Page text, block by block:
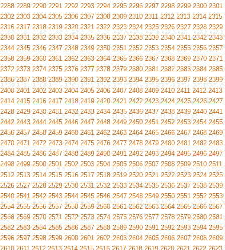
2288 2289 2290 2291 2292 2293 2294 2295 2296 2297 2298 2299 2300 2301
2302 2303 2304 2305 2306 2307 2308 2309 2310 2311 2312 2313 2314 2315
2316 2317 2318 2319 2320 2321 2322 2323 2324 2325 2326 2327 2328 2329
2330 2331 2332 2333 2334 2335 2336 2337 2338 2339 2340 2341 2342 2343
2344 2345 2346 2347 2348 2349 2350 2351 2352 2353 2354 2355 2356 2357
2358 2359 2360 2361 2362 2363 2364 2365 2366 2367 2368 2369 2370 2371
2372 2373 2374 2375 2376 2377 2378 2379 2380 2381 2382 2383 2384 2385
2386 2387 2388 2389 2390 2391 2392 2393 2394 2395 2396 2397 2398 2399
2400 2401 2402 2403 2404 2405 2406 2407 2408 2409 2410 2411 2412 2413
2414 2415 2416 2417 2418 2419 2420 2421 2422 2423 2424 2425 2426 2427
2428 2429 2430 2431 2432 2433 2434 2435 2436 2437 2438 2439 2440 2441
2442 2443 2444 2445 2446 2447 2448 2449 2450 2451 2452 2453 2454 2455
2456 2457 2458 2459 2460 2461 2462 2463 2464 2465 2466 2467 2468 2469
2470 2471 2472 2473 2474 2475 2476 2477 2478 2479 2480 2481 2482 2483
2484 2485 2486 2487 2488 2489 2490 2491 2492 2493 2494 2495 2496 2497
2498 2499 2500 2501 2502 2503 2504 2505 2506 2507 2508 2509 2510 2511
2512 2513 2514 2515 2516 2517 2518 2519 2520 2521 2522 2523 2524 2525
2526 2527 2528 2529 2530 2531 2532 2533 2534 2535 2536 2537 2538 2539
2540 2541 2542 2543 2544 2545 2546 2547 2548 2549 2550 2551 2552 2553
2554 2555 2556 2557 2558 2559 2560 2561 2562 2563 2564 2565 2566 2567
2568 2569 2570 2571 2572 2573 2574 2575 2576 2577 2578 2579 2580 2581
2582 2583 2584 2585 2586 2587 2588 2589 2590 2591 2592 2593 2594 2595
2596 2597 2598 2599 2600 2601 2602 2603 2604 2605 2606 2607 2608 2609